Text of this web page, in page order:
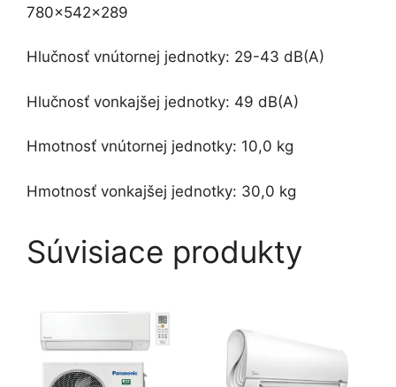
780x542x289
Hlučnosť vnútornej jednotky: 29-43 dB(A)
Hlučnosť vonkajšej jednotky: 49 dB(A)
Hmotnosť vnútornej jednotky: 10,0 kg
Hmotnosť vonkajšej jednotky: 30,0 kg
Súvisiace produkty